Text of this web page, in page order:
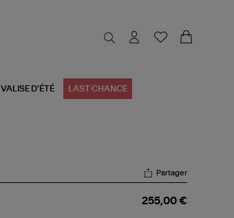
VALISE D'ÉTÉ LAST CHANCE
Partager
255,00 €